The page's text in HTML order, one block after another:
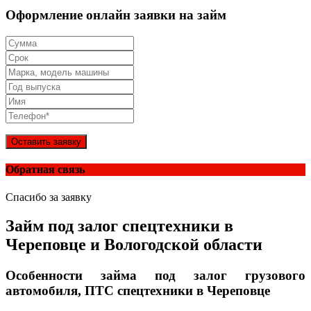
Оформление онлайн заявки на займ
Оставить заявку
Обратная связь
Спасибо за заявку
Займ под залог спецтехники в
Череповце и Вологодской области
Особенности займа под залог грузового
автомобиля, ПТС спецтехники в Череповце